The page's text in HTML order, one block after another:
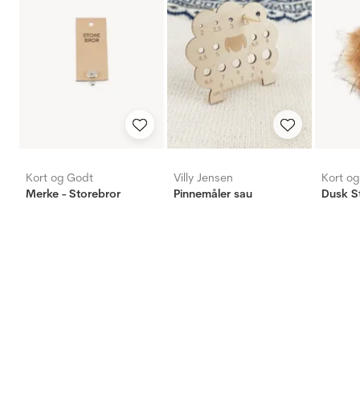
Kort og Godt
Merke - Storebror
Villy Jensen
Pinnemåler sau
Kort
Dusk